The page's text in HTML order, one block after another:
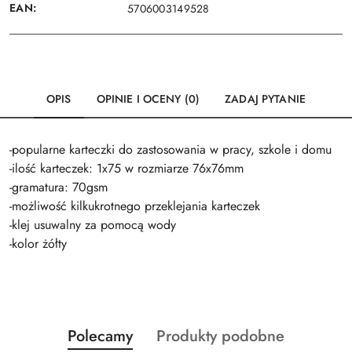
EAN: 5706003149528
OPIS OPINIE I OCENY (0) ZADAJ PYTANIE
-popularne karteczki do zastosowania w pracy, szkole i domu
-ilość karteczek: 1x75 w rozmiarze 76x76mm
-gramatura: 70gsm
-możliwość kilkukrotnego przeklejania karteczek
-klej usuwalny za pomocą wody
-kolor żółty
Pomiń karuzelę produktów
Produkty
Polecamy
Produkty
Produkty podobne